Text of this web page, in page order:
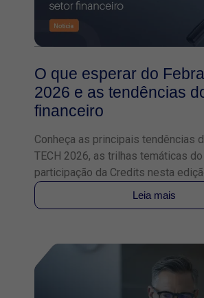
O que esperar do
2026 e as tendências
financeiro
Conheça as principais tendências
TECH 2026, as trilhas temáticas
participação da Credits nesta
Leia mais